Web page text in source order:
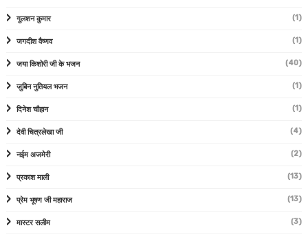
गुलशन कुमार (1)
जगदीश वैष्णव (1)
जया किशोरी जी के भजन (40)
जुबिन नुतियल भजन (1)
दिनेश चौहान (1)
देवी चित्रलेखा जी (4)
नईम अजमेरी (2)
प्रकाश माली (13)
प्रेम भूषण जी महाराज (13)
मास्टर सलीम (3)